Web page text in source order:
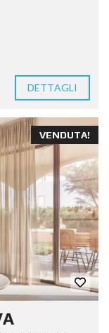
DETTAGLI
VENDUTA!